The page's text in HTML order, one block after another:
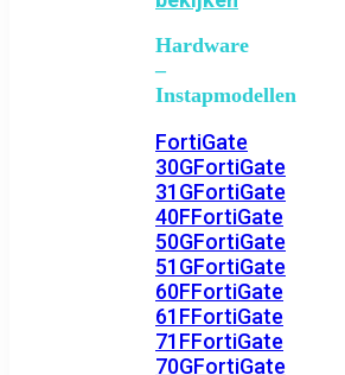
Hardware
–
Instapmodellen
FortiGate
30GFortiGate
31GFortiGate
40FFortiGate
50GFortiGate
51GFortiGate
60FFortiGate
61FFortiGate
71FFortiGate
70GFortiGate